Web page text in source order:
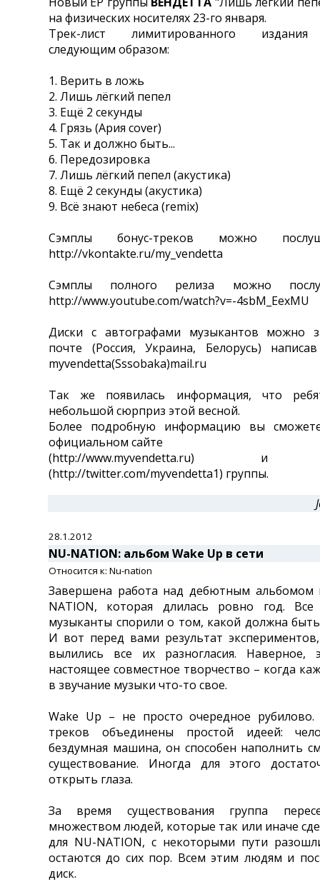
на физических носителях 23-го января.
Трек-лист лимитированного издания
следующим образом:
1. Верить в ложь
2. Лишь лёгкий пепел
3. Ещё 2 секунды
4. Грязь (Ария cover)
5. Так и должно быть...
6. Передозировка
7. Лишь лёгкий пепел (акустика)
8. Ещё 2 секунды (акустика)
9. Всё знают небеса (remix)
Сэмплы бонус-треков можно
http://vkontakte.ru/my_vendetta
Сэмплы полного релиза можно
http://www.youtube.com/watch?v=-4sbM_EexMU
Диски с автографами музыкантов можно
почте (Россия, Украина, Белорусь)
myvendetta(Sssobaka)mail.ru
Так же появилась информация, что
небольшой сюрприз этой весной.
Более подробную информацию вы
официальном сайте
(http://www.myvendetta.ru) и
(http://twitter.com/myvendetta1) группы.
28.1.2012
NU-NATION: альбом Wake Up в сети
Относится к: Nu-nation
Завершена работа над дебютным альбомом
NATION, которая длилась ровно год.
музыканты спорили о том, какой должна быть
И вот перед вами результат
вылились все их разногласия. Наверное,
настоящее совместное творчество – когда
в звучание музыки что-то свое.
Wake Up – не просто очередное
треков объединены простой идеей:
бездумная машина, он способен наполнить
существование. Иногда для этого
открыть глаза.
За время существования группа
множеством людей, которые так или иначе
для NU-NATION, с некоторыми пути
остаются до сих пор. Всем этим людям и
диск.